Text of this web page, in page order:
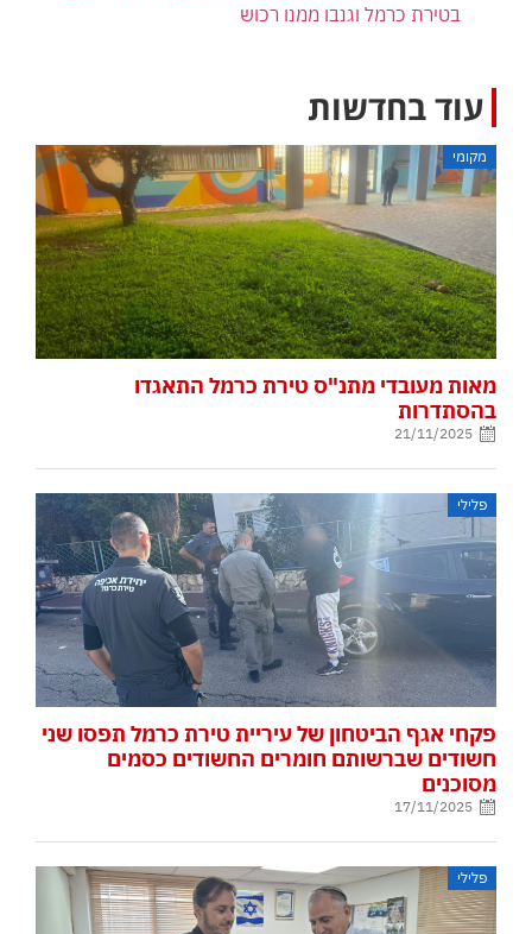
בטירת כרמל וגנבו ממנו רכוש
עוד בחדשות
מקומי
מאות מעובדי מתנ"ס טירת כרמל התאגדו
בהסתדרות
21/11/2025
פלילי
פקחי אגף הביטחון של עיריית טירת כרמל תפסו שני
חשודים שברשותם חומרים החשודים כסמים
מסוכנים
17/11/2025
פלילי